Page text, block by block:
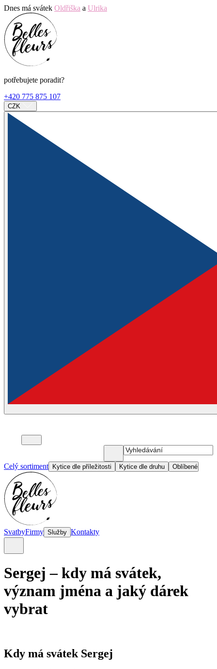
Dnes má svátek Oldřiška a Ulrika
potřebujete poradit?
+420 775 875 107
CZK
Celý sortiment Kytice dle příležitosti Kytice dle druhu Oblíbené
SvatbyFirmy Služby Kontakty
Sergej – kdy má svátek,
význam jména a jaký dárek
vybrat
Kdy má svátek Sergej